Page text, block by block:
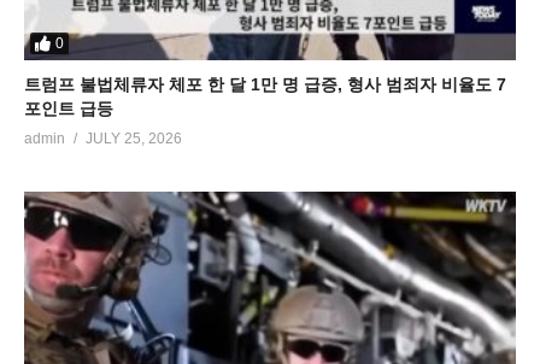
0
트럼프 불법체류자 체포 한 달 1만 명 급증, 형사 범죄자 비율도 7
포인트 급등
admin JULY 25, 2026